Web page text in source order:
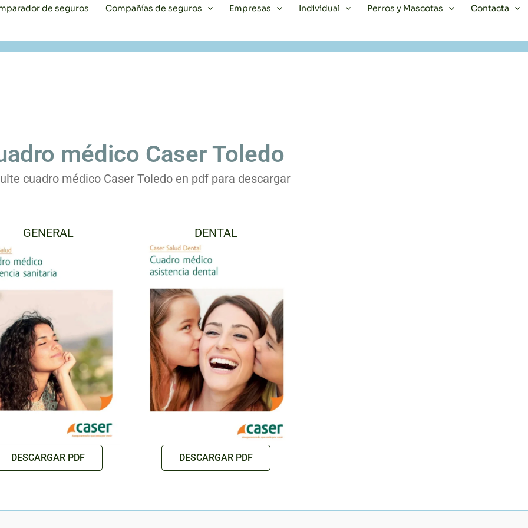
de seguros Compañías de seguros Empresas Individual Perros y Mascotas Contacta
médico Caser Toledo
cuadro médico Caser Toledo en pdf para descargar
GENERAL
DESCARGAR PDF
DENTAL
DESCARGAR PDF